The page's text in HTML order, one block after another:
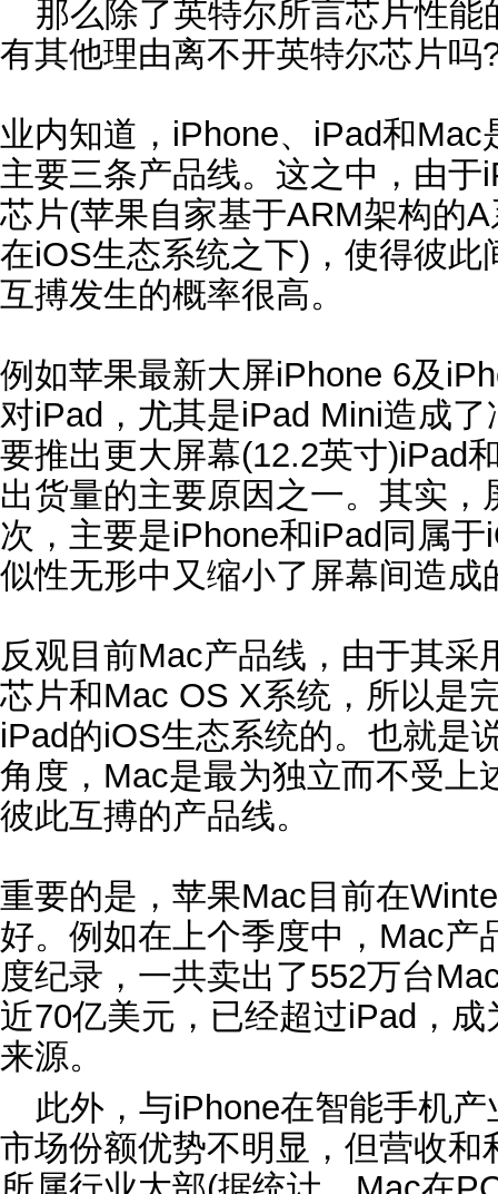
那么除了英特尔所言芯片性
有其他理由离不开英特尔芯片吗
业内知道，iPhone、iPad和
主要三条产品线。这之中，由
芯片(苹果自家基于ARM架构的
在iOS生态系统之下)，使得彼
互搏发生的概率很高。
例如苹果最新大屏iPhone 6及
对iPad，尤其是iPad Mini造成
要推出更大屏幕(12.2英寸)iPad
出货量的主要原因之一。其实
次，主要是iPhone和iPad同属
似性无形中又缩小了屏幕间造成
反观目前Mac产品线，由于其采
芯片和Mac OS X系统，所以是
iPad的iOS生态系统的。也就是
角度，Mac是最为独立而不受上
彼此互搏的产品线。
重要的是，苹果Mac目前在
好。例如在上个季度中，Mac产
度纪录，一共卖出了552万台
近70亿美元，已经超过iPad，
来源。
此外，与iPhone在智能手机
市场份额优势不明显，但营收